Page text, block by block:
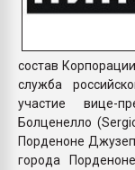
состав
служба
участие вице-
Болценелло
Порденоне
города